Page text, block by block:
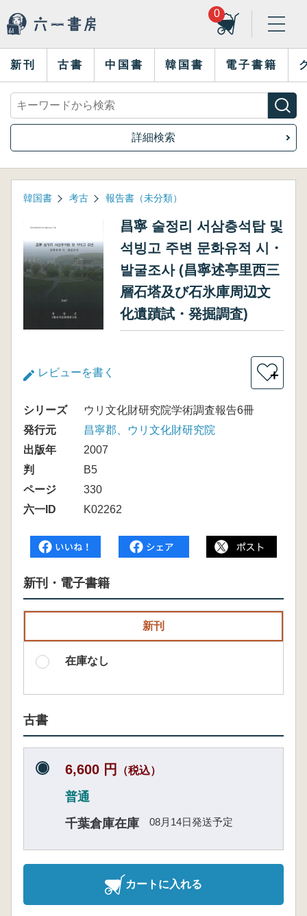
0
新刊 古書 中国書 韓国書 電子書籍
詳細検索
韓国書 考古 報告書（未分類）
昌寧 술정리 서삼층석탑 및
석빙고 주변 문화유적 시・
발굴조사 (昌寧述亭里西三
層石塔及び石氷庫周辺文
化遺蹟試・発掘調査)
レビューを書く ＋
シリーズ
ウリ文化財研究院学術調査報告6冊
発行元
昌寧郡、ウリ文化財研究院
出版年
2007
判
B5
ページ
330
六一ID
K02262
新刊・電子書籍
新刊
在庫なし
古書
6,600 円 （税込）
普通
千葉倉庫在庫
08月14日発送予定
カートに入れる